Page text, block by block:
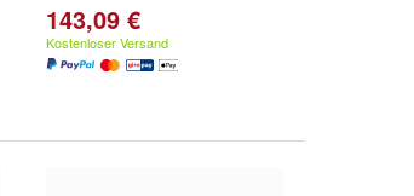
143,09 €
Kostenloser Versand